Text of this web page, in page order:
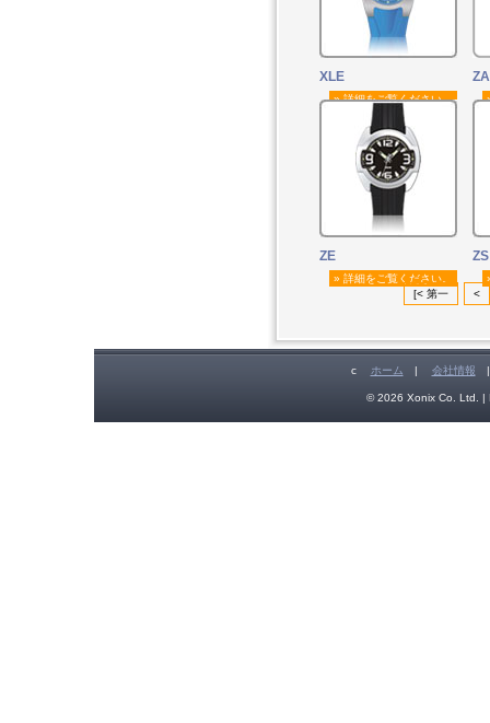
XLE
» 詳細をご覧ください。
ZA
ZE
» 詳細をご覧ください。
ZS
[< 第一
<
c ホーム | 会社情報
© 2026 Xonix Co. Ltd. |